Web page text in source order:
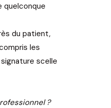
quelconque
du patient,
les
scelle
?